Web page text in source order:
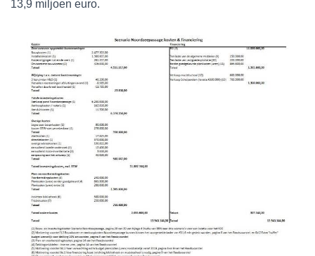
13,9 miljoen euro.